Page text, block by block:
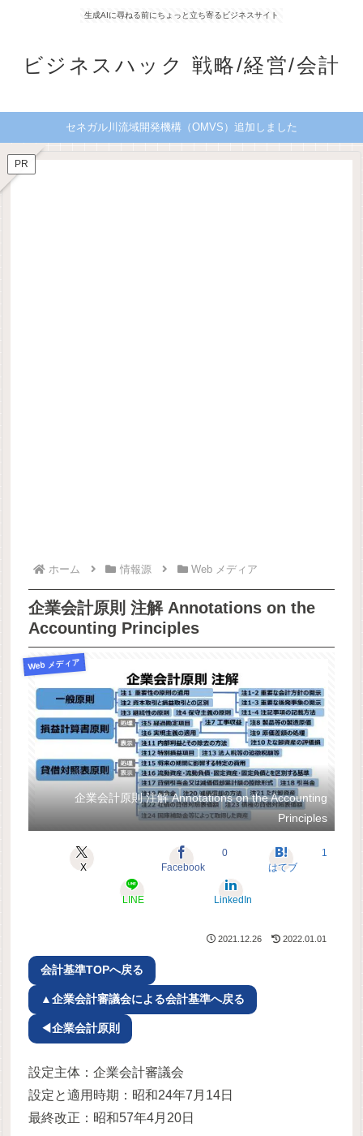
生成AIに尋ねる前にちょっと立ち寄るビジネスサイト
ビジネスハック 戦略/経営/会計
セネガル川流域開発機構（OMVS）追加しました
PR
ホーム 情報源 Web メディア
企業会計原則 注解 Annotations on the
Accounting Principles
Web メディア
企業会計原則 注解 Annotations on the Accounting
Principles
X Facebook
0
はてブ
1
LINE LinkedIn
2021.12.26 2022.01.01
会計基準TOPへ戻る
▲企業会計審議会による会計基準へ戻る
◀企業会計原則
設定主体：企業会計審議会
設定と適用時期：昭和24年7月14日
最終改正：昭和57年4月20日